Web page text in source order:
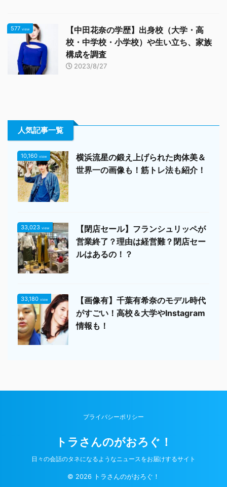
577 view
【中田花奈の学歴】出身校（大学・高
校・中学校・小学校）や生い立ち、家族
構成を調査
2023/8/27
人気記事一覧
10,160 view
横浜流星の鍛え上げられた肉体美＆
世界一の画像も！筋トレ法も紹介！
33,023 view
【閉店セール】フランシュリッペが
営業終了？理由は経営難？閉店セー
ルはあるの！？
33,180 view
【画像有】千葉有希奈のモデル時代
がすごい！高校＆大学やInstagram
情報も！
プライバシーポリシー
トラさんのがおろぐ！
日々の会話のタネになるようなニュースをお届けするサイト
© 2026 トラさんのがおろぐ！